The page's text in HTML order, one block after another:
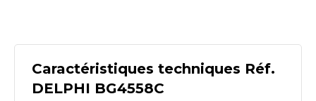
Caractéristiques techniques Réf.
DELPHI BG4558C